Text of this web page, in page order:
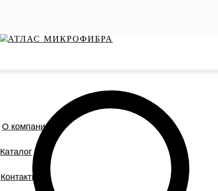
О компании
Каталог
Контакты